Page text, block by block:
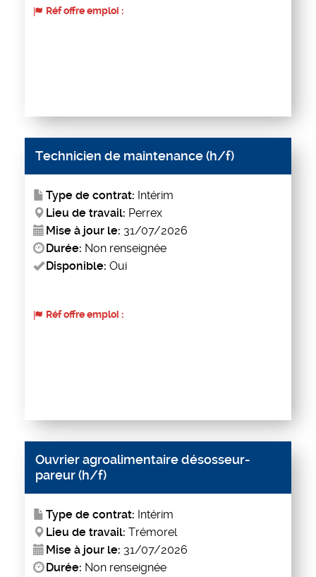
Réf offre emploi :
Technicien de maintenance (h/f)
Type de contrat: Intérim
Lieu de travail: Perrex
Mise à jour le: 31/07/2026
Durée: Non renseignée
Disponible: Oui
Réf offre emploi :
Ouvrier agroalimentaire désosseur-
pareur (h/f)
Type de contrat: Intérim
Lieu de travail: Trémorel
Mise à jour le: 31/07/2026
Durée: Non renseignée